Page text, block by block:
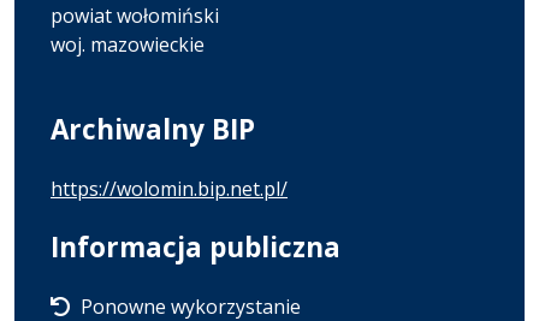
powiat wołomiński
woj. mazowieckie
Archiwalny BIP
https://wolomin.bip.net.pl/
Informacja publiczna
Ponowne wykorzystanie